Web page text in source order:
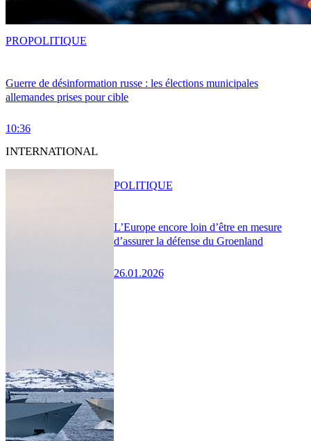
Guerre de désinformation russe : les élections municipales
allemandes prises pour cible
10:36
PROPOLITIQUE
INTERNATIONAL
L’Europe encore loin d’être en mesure
d’assurer la défense du Groenland
26.01.2026
POLITIQUE